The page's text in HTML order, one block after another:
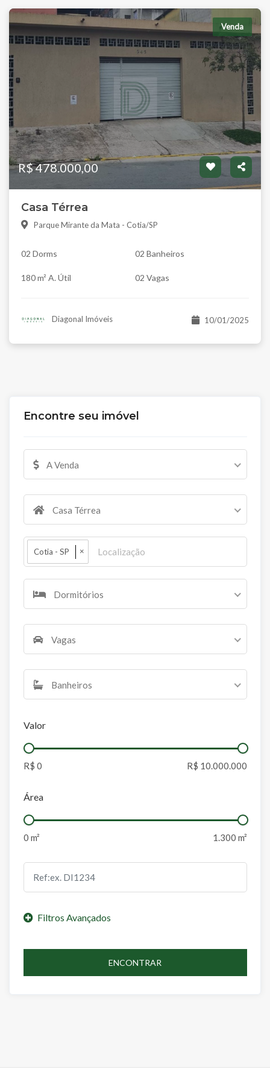
Encontre seu imóvel
A Venda
Casa Térrea
Cotia - SP ×
Dormitórios
Vagas
Banheiros
Valor
Área
ENCONTRAR
Venda
R$ 478.000,00
Casa Térrea
Parque Mirante da Mata - Cotia/SP
02 Dorms 02 Banheiros
180 m² A. Útil 02 Vagas
Diagonal Imóveis 10/01/2025